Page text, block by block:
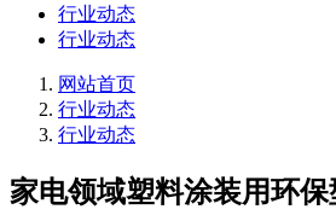
行业动态
行业动态
网站首页
行业动态
行业动态
家电领域塑料涂装用环